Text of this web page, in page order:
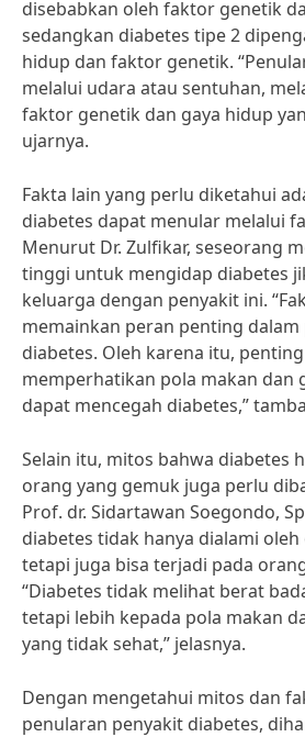
disebabkan oleh faktor genetik
sedangkan diabetes tipe 2
hidup dan faktor genetik.
melalui udara atau sentuhan,
faktor genetik dan gaya hidup
ujarnya.
Fakta lain yang perlu diketahui
diabetes dapat menular melalui
Menurut Dr. Zulfikar, seseorang
tinggi untuk mengidap diabetes
keluarga dengan penyakit ini.
memainkan peran penting
diabetes. Oleh karena itu,
memperhatikan pola makan dan
dapat mencegah diabetes,”
Selain itu, mitos bahwa diabetes
orang yang gemuk juga perlu
Prof. dr. Sidartawan Soegondo,
diabetes tidak hanya dialami
tetapi juga bisa terjadi pada
“Diabetes tidak melihat berat
tetapi lebih kepada pola makan
yang tidak sehat,” jelasnya.
Dengan mengetahui mitos dan
penularan penyakit diabetes,